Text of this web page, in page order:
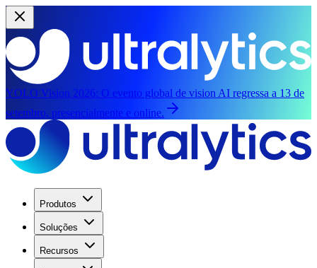
YOLO Vision 2026: O evento global de vision AI regressa a 13 de
setembro, presencialmente e online.
Produtos
Soluções
Recursos